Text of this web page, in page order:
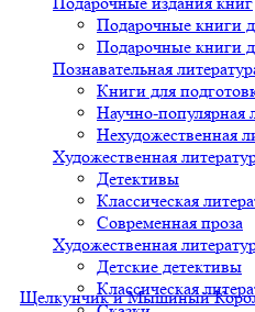
Подарочные книги
Подарочные книги
Познавательная
Книги для
Научно-популярная
Нехудожественная
Художественная
Детективы
Классическая
Современная проза
Художественная
Детские детективы
Классическая
Щелкунчик и Мышиный